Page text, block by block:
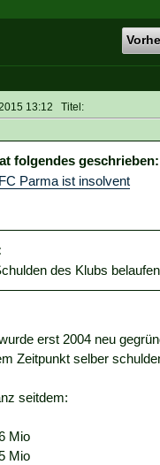
13:12 Titel:
folgendes geschrieben:
Parma ist insolvent
des Klubs
erst 2004 neu
Zeitpunkt selber
seitdem:
Mio
Mio